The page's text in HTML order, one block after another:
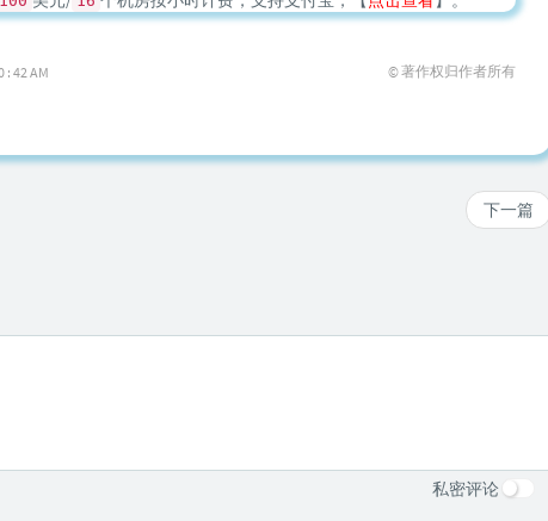
42 AM © 著作权归作者所有
下一篇
私密评论